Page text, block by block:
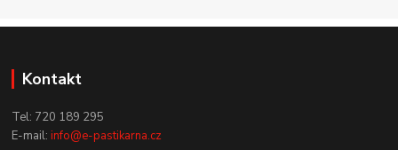
Kontakt
Tel: 720 189 295
E-mail:info@e-pastikarna.cz